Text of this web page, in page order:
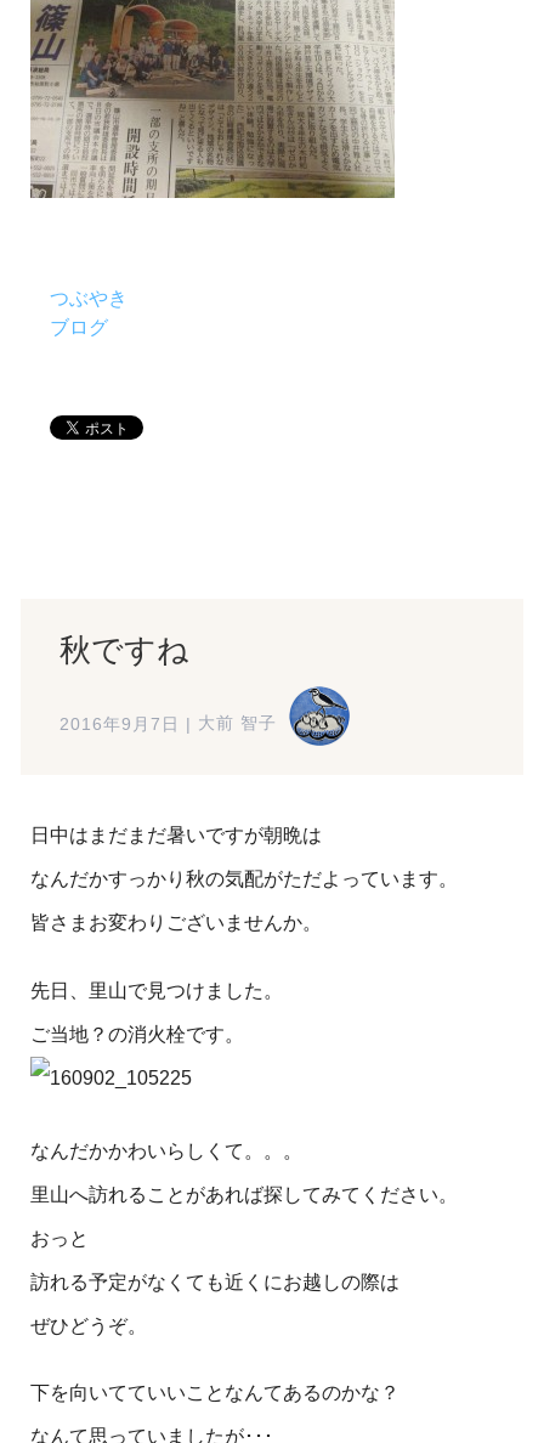
つぶやき
ブログ
秋ですね
2016年9月7日 | 大前 智子
日中はまだまだ暑いですが朝晩は
なんだかすっかり秋の気配がただよっています。
皆さまお変わりございませんか。
先日、里山で見つけました。
ご当地？の消火栓です。
なんだかかわいらしくて。。。
里山へ訪れることがあれば探してみてください。
おっと
訪れる予定がなくても近くにお越しの際は
ぜひどうぞ。
下を向いてていいことなんてあるのかな？
なんて思っていましたが･･･